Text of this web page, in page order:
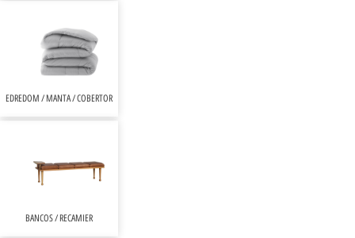
BANCOS / RECAMIER
EDREDOM / MANTA / COBERTOR